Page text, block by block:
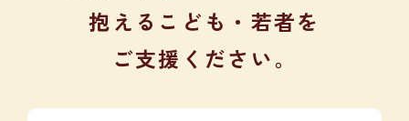
抱える こども・若者を
ご支援ください。